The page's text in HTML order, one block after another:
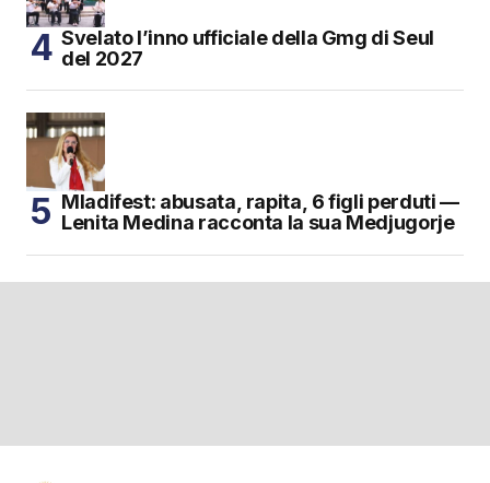
Svelato l’inno ufficiale della Gmg di Seul
del 2027
Mladifest: abusata, rapita, 6 figli perduti —
Lenita Medina racconta la sua Medjugorje